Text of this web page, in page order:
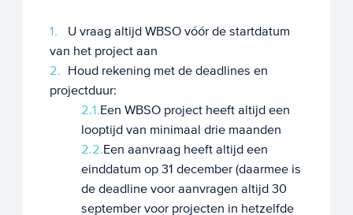
U vraag altijd WBSO vóór de startdatum
van het project aan
Houd rekening met de deadlines en
projectduur:
Een WBSO project heeft altijd een
looptijd van minimaal drie maanden
Een aanvraag heeft altijd een
einddatum op 31 december (daarmee is
de deadline voor aanvragen altijd 30
september voor projecten in hetzelfde